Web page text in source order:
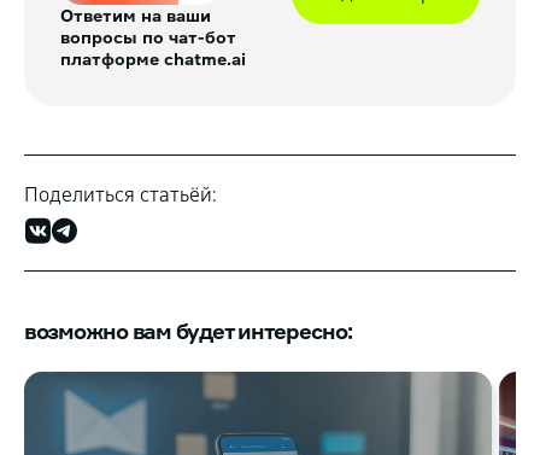
Ответим на ваши
вопросы по чат-бот
платформе chatme.ai
Поделиться статьёй:
возможно вам будет интересно: